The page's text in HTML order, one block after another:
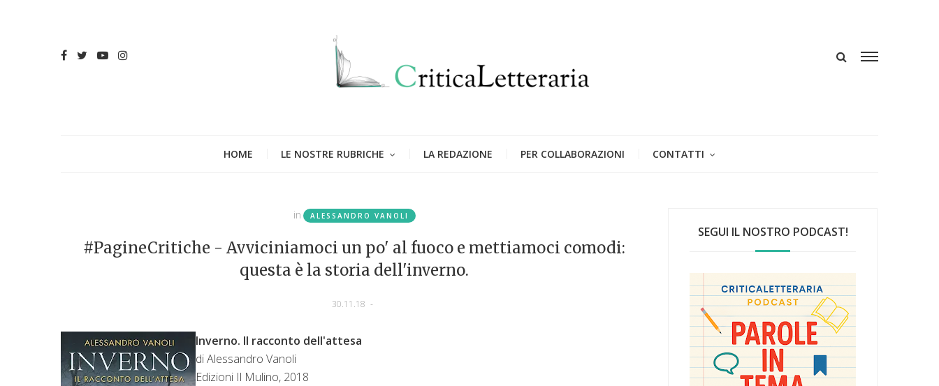
HOME LE NOSTRE RUBRICHE LA REDAZIONE PER COLLABORAZIONI CONTATTI
in ALESSANDRO VANOLI
#PagineCritiche - Avviciniamoci un po' al fuoco e mettiamoci comodi:
questa è la storia dell'inverno.
30.11.18 -
Inverno. Il racconto dell'attesa
di Alessandro Vanoli
Edizioni Il Mulino, 2018
SEGUI IL NOSTRO PODCAST!